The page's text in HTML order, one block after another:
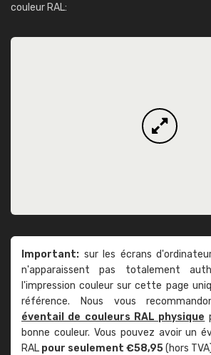
couleur RAL:
Important: sur les écrans
n'apparaissent pas totalement
l'impression couleur sur cette page
référence. Nous vous
éventail de couleurs RAL physique
bonne couleur. Vous pouvez avoir un
RAL pour seulement €58,95(hors